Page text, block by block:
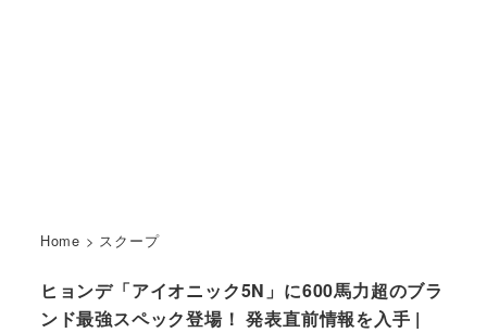
Home > スクープ
ヒョンデ「アイオニック5N」に600馬力超のブラ
ンド最強スペック登場！ 発表直前情報を入手 |